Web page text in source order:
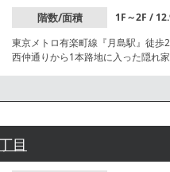
階数/面積
1F～2F /
東京メトロ有楽町線『月島駅』徒歩
西仲通りから1本路地に入った隠れ
目